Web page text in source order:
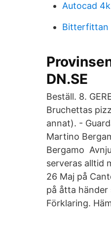
Autocad
Bitterfittan
DN.SE
Beställ. 8.
Bruchettas
annat). -
Martino
Bergamo
serveras alltid
26 Maj på
på åtta
Förklaring.